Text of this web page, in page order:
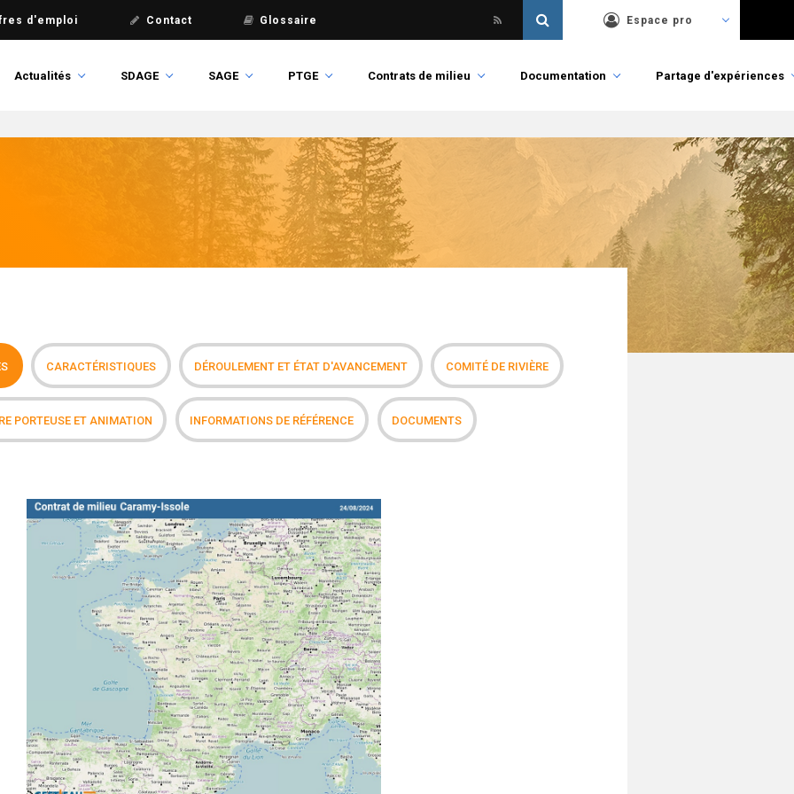
d'emploi Contact Glossaire Espace pro
Actualités SDAGE SAGE PTGE Contrats de milieu Documentation Partage d'expériences
CARACTÉRISTIQUES DÉROULEMENT ET ÉTAT D'AVANCEMENT COMITÉ DE RIVIÈRE
PORTEUSE ET ANIMATION INFORMATIONS DE RÉFÉRENCE DOCUMENTS